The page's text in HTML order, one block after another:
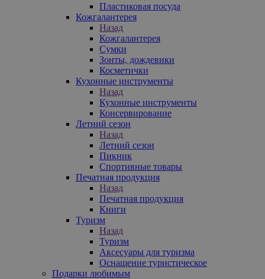
Пластиковая посуда
Кожгалантерея
Назад
Кожгалантерея
Сумки
Зонты, дождевики
Косметички
Кухонные инструменты
Назад
Кухонные инструменты
Консервирование
Летний сезон
Назад
Летний сезон
Пикник
Спортивные товары
Печатная продукция
Назад
Печатная продукция
Книги
Туризм
Назад
Туризм
Аксесуары для туризма
Оснащение туристическое
Подарки любимым